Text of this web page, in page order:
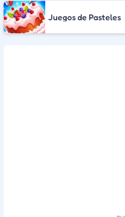
Juegos de Pasteles